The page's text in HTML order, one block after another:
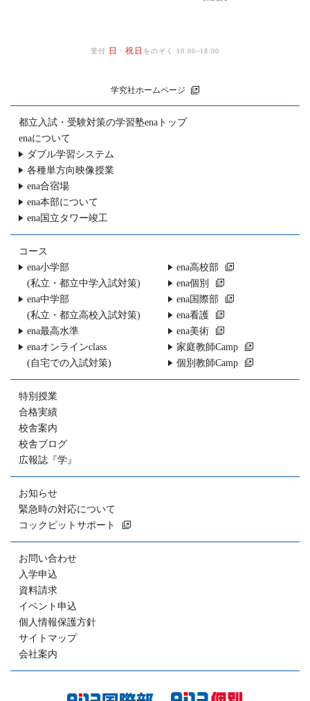
受付 日 ・ 祝日 をのぞく 10:00~18:00
学究社ホームページ
都立入試・受験対策の学習塾enaトップ
enaについて
ダブル学習システム
各種単方向映像授業
ena合宿場
ena本部について
ena国立タワー竣工
コース
ena小学部
(私立・都立中学入試対策)
ena中学部
(私立・都立高校入試対策)
ena最高水準
enaオンラインclass
(自宅での入試対策)
ena高校部
ena個別
ena国際部
ena看護
ena美術
家庭教師Camp
個別教師Camp
特別授業
合格実績
校舎案内
校舎ブログ
広報誌『学』
お知らせ
緊急時の対応について
コックピットサポート
お問い合わせ
入学申込
資料請求
イベント申込
個人情報保護方針
サイトマップ
会社案内